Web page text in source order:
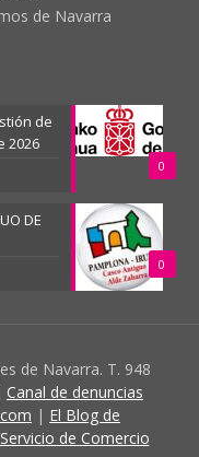
de Navarra
0
de
2026
0
DE
de Navarra. T. 948
Canal de denuncias
| El Blog de
de Comercio